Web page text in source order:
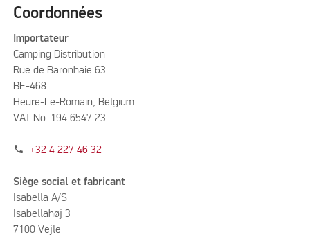
Coordonnées
Importateur
Camping Distribution
Rue de Baronhaie 63
BE-468
Heure-Le-Romain, Belgium
VAT No. 194 6547 23
phone +32 4 227 46 32
Siège social et fabricant
Isabella A/S
Isabellahøj 3
7100 Vejle